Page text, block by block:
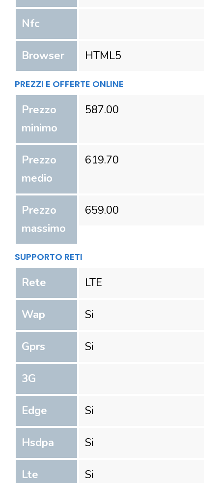
Nfc
Browser HTML5
PREZZI E OFFERTE ONLINE
Prezzo
minimo
587.00
Prezzo
medio
619.70
Prezzo
massimo
659.00
SUPPORTO RETI
Rete LTE
Wap Si
Gprs Si
3G
Edge Si
Hsdpa Si
Lte Si